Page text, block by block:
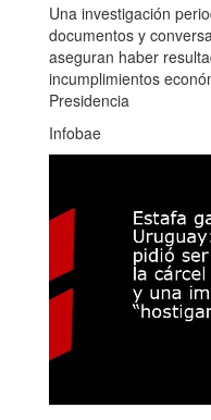
Una investigación
documentos y
aseguran haber
incumplimientos
Presidencia
Infobae